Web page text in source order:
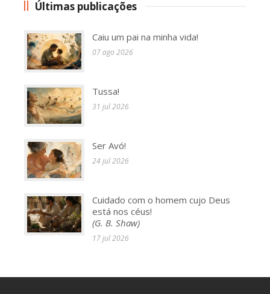
Últimas publicações
Caiu um pai na minha vida!
07 ago 2026
Tussa!
31 jul 2026
Ser Avó!
24 jul 2026
Cuidado com o homem cujo Deus
está nos céus!
(G. B. Shaw)
17 jul 2026